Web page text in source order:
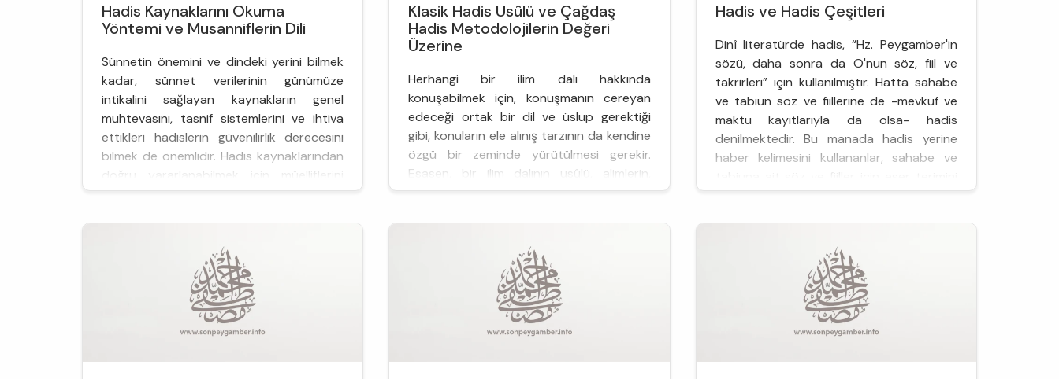
Hadis Kaynaklarını Okuma
Yöntemi ve Musanniflerin Dili
Sünnetin önemini ve dindeki yerini bilmek
kadar, sünnet verilerinin günümüze
intikalini sağlayan kaynakların genel
muhtevasını, tasnif sistemlerini ve ihtiva
ettikleri hadislerin güvenilirlik derecesini
bilmek de önemlidir. Hadis kaynaklarından
doğru yararlanabilmek için müelliflerini
tanımanın yanı sıra, telif edilme amaçlarını,
Klasik Hadis Usûlü ve Çağdaş
Hadis Metodolojilerin Değeri
Üzerine
Herhangi bir ilim dalı hakkında
konuşabilmek için, konuşmanın cereyan
edeceği ortak bir dil ve üslup gerektiği
gibi, konuların ele alınış tarzının da kendine
özgü bir zeminde yürütülmesi gerekir.
Esasen, bir ilim dalının usûlü, alimlerin,
kendilerine has belirli bir ortak noktada
Hadis ve Hadis Çeşitleri
Dinî literatürde hadis, “Hz. Peygamber'in
sözü, daha sonra da O'nun söz, fiil ve
takrirleri” için kullanılmıştır. Hatta sahabe
ve tabiun söz ve fiillerine de -mevkuf ve
maktu kayıtlarıyla da olsa- hadis
denilmektedir. Bu manada hadis yerine
haber kelimesini kullananlar, sahabe ve
ta...